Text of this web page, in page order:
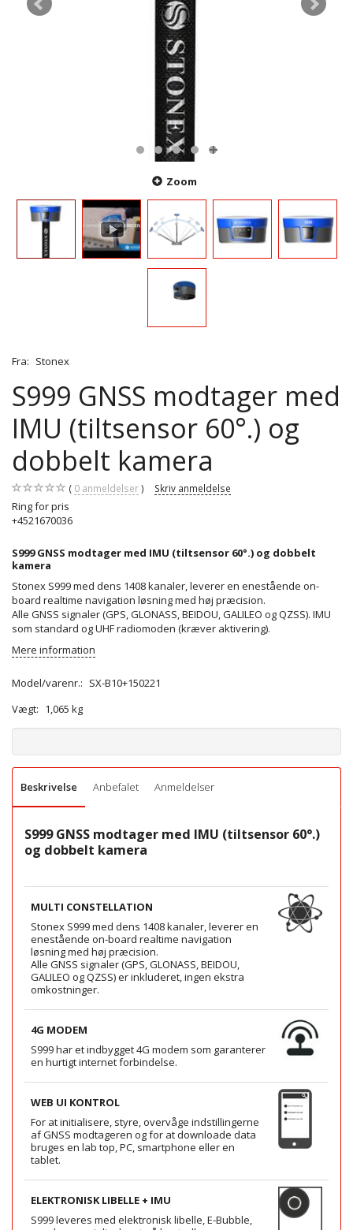
Zoom
Fra: Stonex
S999 GNSS modtager med
IMU (tiltsensor 60°.) og
dobbelt kamera
0 anmeldelser Skriv anmeldelse
Ring for pris
+4521670036
S999 GNSS modtager med IMU (tiltsensor 60°.) og dobbelt
kamera
Stonex S999 med dens 1408 kanaler, leverer en enestående on-
board realtime navigation løsning med høj præcision.
Alle GNSS signaler (GPS, GLONASS, BEIDOU, GALILEO og QZSS). IMU
som standard og UHF radiomoden (kræver aktivering).
Mere information
Model/varenr.: SX-B10+150221
Vægt: 1,065 kg
Beskrivelse Anbefalet Anmeldelser
S999 GNSS modtager med IMU (tiltsensor 60°.)
og dobbelt kamera
MULTI CONSTELLATION
Stonex S999 med dens 1408 kanaler, leverer en
enestående on-board realtime navigation
løsning med høj præcision.
Alle GNSS signaler (GPS, GLONASS, BEIDOU,
GALILEO og QZSS) er inkluderet, ingen ekstra
omkostninger.
4G MODEM
S999 har et indbygget 4G modem som garanterer
en hurtigt internet forbindelse.
WEB UI KONTROL
For at initialisere, styre, overvåge indstillingerne
af GNSS modtageren og for at downloade data
bruges en lab top, PC, smartphone eller en
tablet.
ELEKTRONISK LIBELLE + IMU
S999 leveres med elektronisk libelle, E-Bubble,